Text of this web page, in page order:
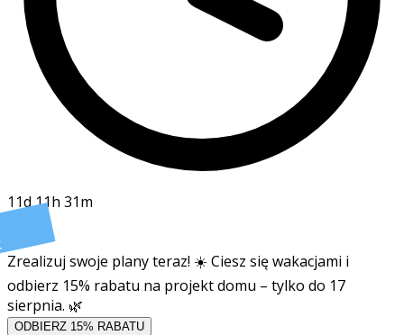
11d 11h 31m
Zrealizuj swoje plany teraz! ☀️ Ciesz się wakacjami i
odbierz 15% rabatu na projekt domu – tylko do 17
sierpnia. 🌿
ODBIERZ 15% RABATU